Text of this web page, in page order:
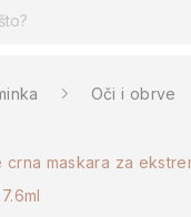
Oči i obrve
crna maskara za